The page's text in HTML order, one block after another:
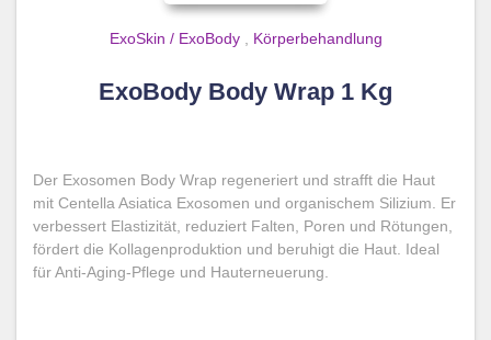
ExoSkin / ExoBody, Körperbehandlung
ExoBody Body Wrap 1 Kg
Der Exosomen Body Wrap regeneriert und strafft die Haut
mit Centella Asiatica Exosomen und organischem Silizium. Er
verbessert Elastizität, reduziert Falten, Poren und Rötungen,
fördert die Kollagenproduktion und beruhigt die Haut. Ideal
für Anti-Aging-Pflege und Hauterneuerung.